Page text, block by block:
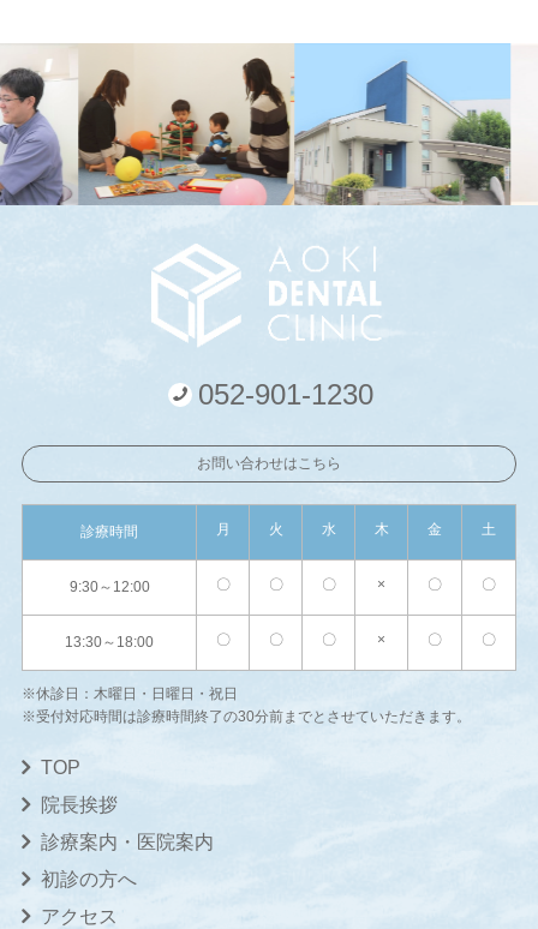
052-901-1230
お問い合わせはこちら
診療時間 月 火 水 木 金 土
9:30～12:00 〇 〇 〇 × 〇 〇
13:30～18:00 〇 〇 〇 × 〇 〇
※休診日：木曜日・日曜日・祝日
※受付対応時間は診療時間終了の30分前までとさせていただきます。
TOP
院長挨拶
診療案内・医院案内
初診の方へ
アクセス